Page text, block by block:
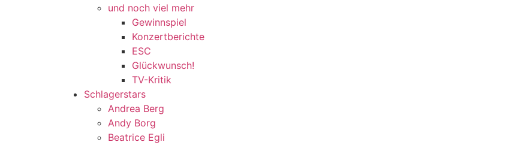
und noch viel mehr
Gewinnspiel
Konzertberichte
ESC
Glückwunsch!
TV-Kritik
Schlagerstars
Andrea Berg
Andy Borg
Beatrice Egli